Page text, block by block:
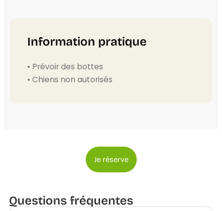
Information pratique
• Prévoir des bottes
• Chiens non autorisés
Je réserve
Questions fréquentes